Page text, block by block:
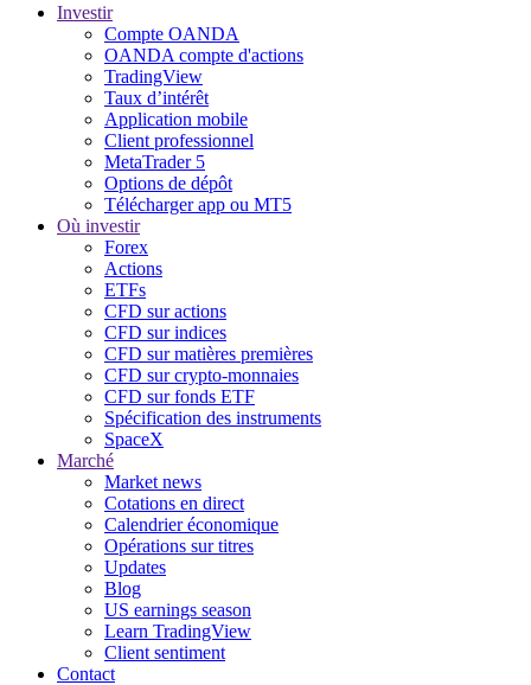
Investir
Compte OANDA
OANDA compte d'actions
TradingView
Taux d’intérêt
Application mobile
Client professionnel
MetaTrader 5
Options de dépôt
Télécharger app ou MT5
Où investir
Forex
Actions
ETFs
CFD sur actions
CFD sur indices
CFD sur matières premières
CFD sur crypto-monnaies
CFD sur fonds ETF
Spécification des instruments
SpaceX
Marché
Market news
Cotations en direct
Calendrier économique
Opérations sur titres
Updates
Blog
US earnings season
Learn TradingView
Client sentiment
Contact